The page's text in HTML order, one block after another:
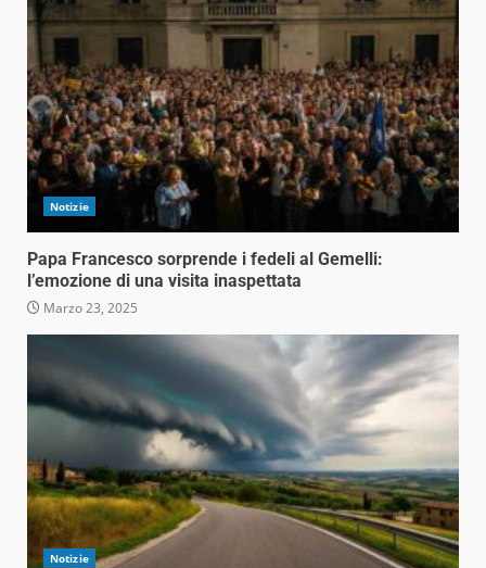
Notizie
Papa Francesco sorprende i fedeli al Gemelli:
l’emozione di una visita inaspettata
Marzo 23, 2025
Notizie